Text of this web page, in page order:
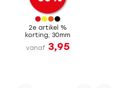
2e artikel %
korting, 30mm
vanaf 3,95